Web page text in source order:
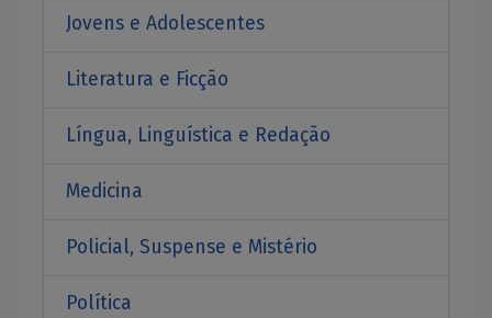
Jovens e Adolescentes
Literatura e Ficção
Língua, Linguística e Redação
Medicina
Policial, Suspense e Mistério
Política